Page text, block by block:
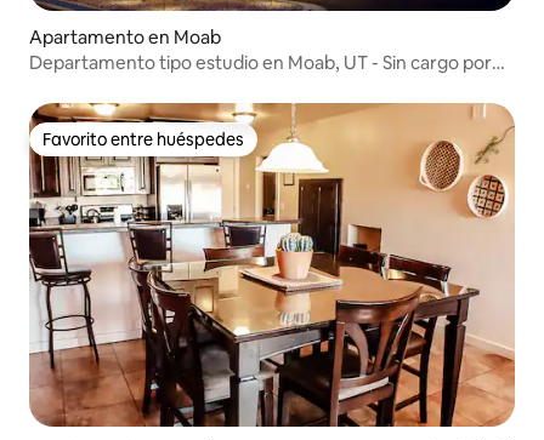
Apartamento en Moab
Departamento tipo estudio en Moab, UT - Sin cargo por
Favorito entre huéspedes
Favorito entre huéspedes